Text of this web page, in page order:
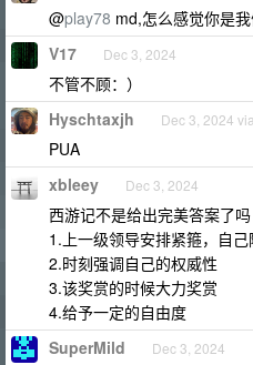
@play78 md,怎么感觉你是
V17 Dec 3, 2024
不管不顾：）
Hyschtaxjh Dec 3, 2024
PUA
xbleey Dec 3, 2024
西游记不是给出完美答案了吗
1.上一级领导安排紧箍，自
2.时刻强调自己的权威性
3.该奖赏的时候大力奖赏
4.给予一定的自由度
SuperMild Dec 3, 2024